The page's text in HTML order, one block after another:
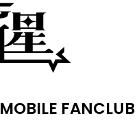
MOBILE FANCLUB